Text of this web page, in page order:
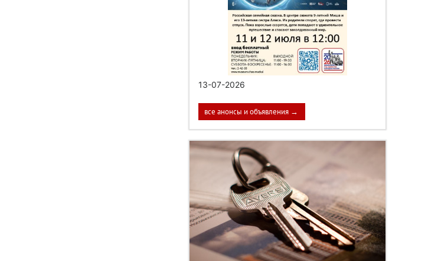
13-07-2026
все анонсы и объявления →